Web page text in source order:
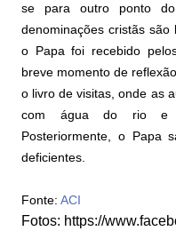
se para outro ponto
denominações cristãs são
o Papa foi recebido
breve momento de
o livro de visitas, onde as
com água do rio e
Posteriormente, o Papa
deficientes.
Fonte: ACI
Fotos: https://